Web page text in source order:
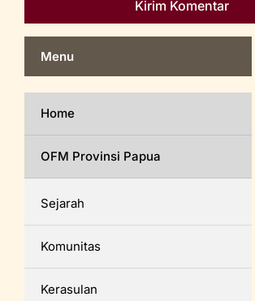
Menu
Home
OFM Provinsi Papua
Sejarah
Komunitas
Kerasulan